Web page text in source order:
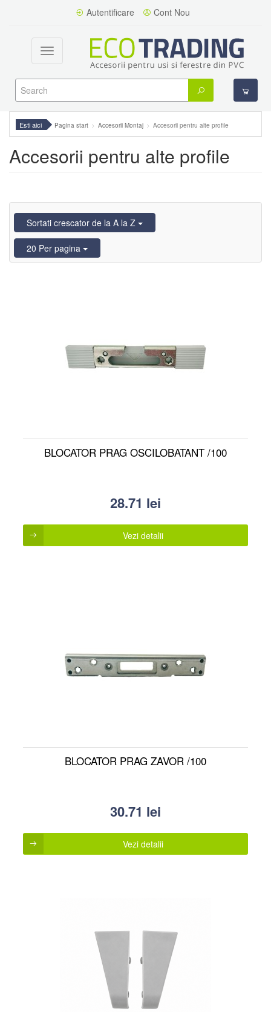
Autentificare Cont Nou
Toggle
navigation
Esti aici Pagina start Accesorii Montaj Accesorii pentru alte profile
Accesorii pentru alte profile
Sortati crescator de la A la Z
20 Per pagina
BLOCATOR PRAG OSCILOBATANT /100
28.71 lei
Vezi detalii
BLOCATOR PRAG ZAVOR /100
30.71 lei
Vezi detalii